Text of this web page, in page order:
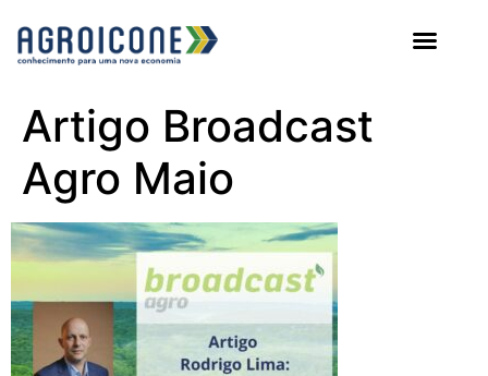
Artigo Broadcast
Agro Maio